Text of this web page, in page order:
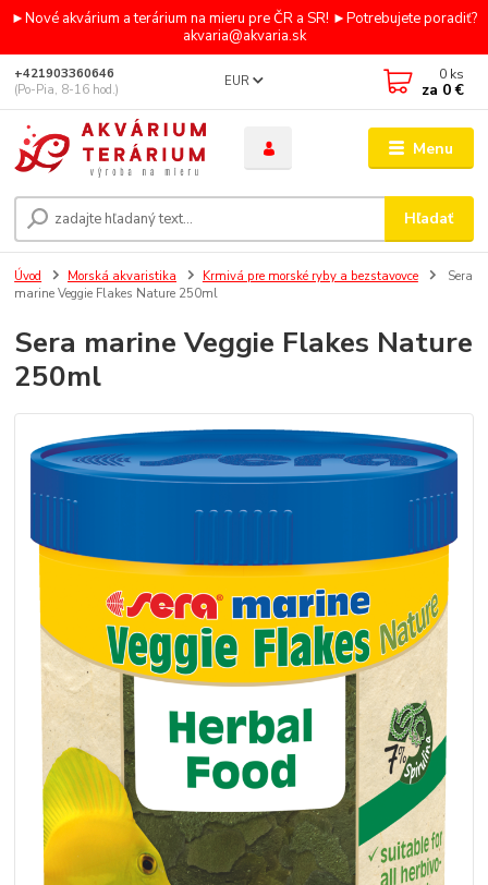
►Nové akvárium a terárium na mieru pre ČR a SR! ►Potrebujete poradiť?
akvaria@akvaria.sk
Menu
EUR
Hľadať
+421903360646
(Po-Pia, 8-16 hod.)
0 ks
za 0 €
Úvod Morská akvaristika Krmivá pre morské ryby a bezstavovce
Sera
marine Veggie Flakes Nature 250ml
Sera marine Veggie Flakes Nature
250ml